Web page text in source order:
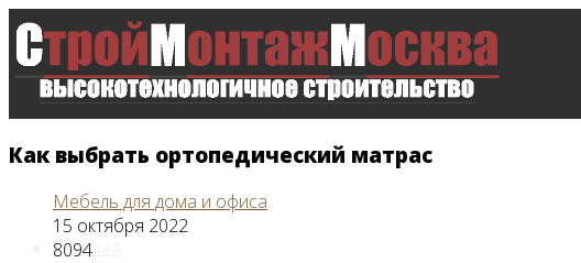
Главная
Как выбрать ортопедический матрас
Мебель для дома и офиса
15 октября 2022
8094